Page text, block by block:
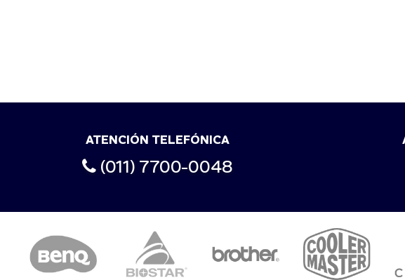
ATENCIÓN TELEFÓNICA
(011) 7700-0048